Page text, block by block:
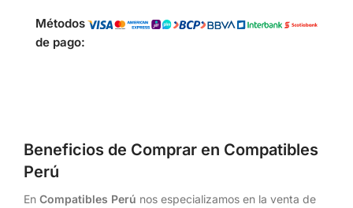
Métodos
de pago:
Beneficios de Comprar en Compatibles
Perú
En Compatibles Perú nos especializamos en la venta de